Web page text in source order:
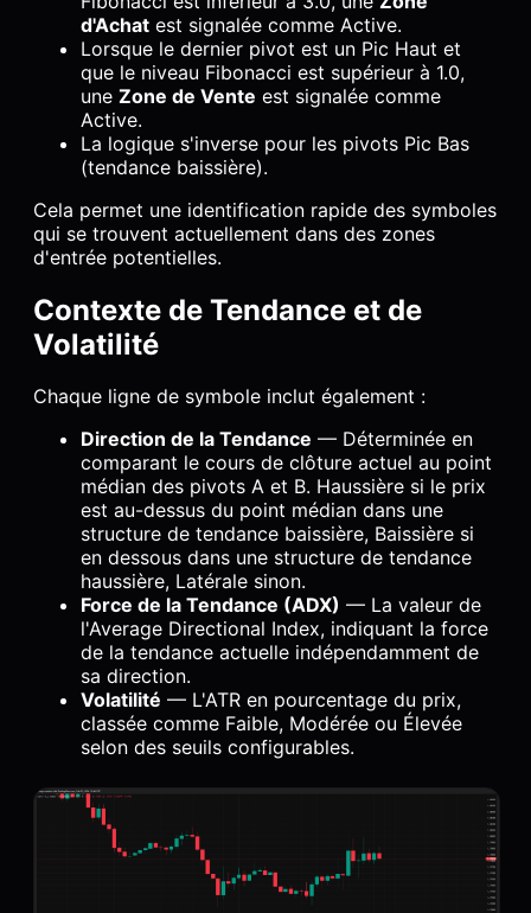
d'Achat est signalée comme Active.
Lorsque le dernier pivot est un Pic Haut et
que le niveau Fibonacci est supérieur à 1.0,
une Zone de Vente est signalée comme
Active.
La logique s'inverse pour les pivots Pic Bas
(tendance baissière).
Cela permet une identification rapide des symboles
qui se trouvent actuellement dans des zones
d'entrée potentielles.
Contexte de Tendance et de
Volatilité
Chaque ligne de symbole inclut également :
Direction de la Tendance — Déterminée en
comparant le cours de clôture actuel au point
médian des pivots A et B. Haussière si le prix
est au-dessus du point médian dans une
structure de tendance baissière, Baissière si
en dessous dans une structure de tendance
haussière, Latérale sinon.
Force de la Tendance (ADX) — La valeur de
l'Average Directional Index, indiquant la force
de la tendance actuelle indépendamment de
sa direction.
Volatilité — L'ATR en pourcentage du prix,
classée comme Faible, Modérée ou Élevée
selon des seuils configurables.